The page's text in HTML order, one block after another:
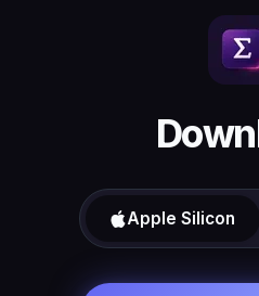
Apple Silicon